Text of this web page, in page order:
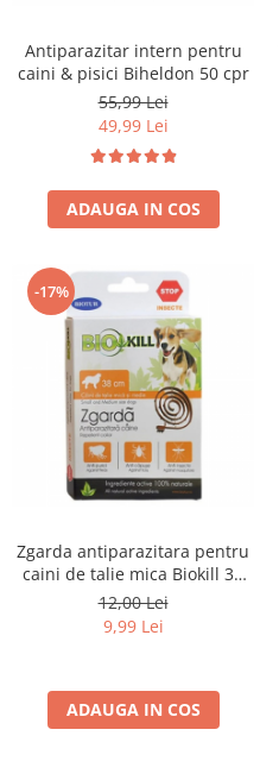
Antiparazitar intern pentru
caini & pisici Biheldon 50 cpr
55,99 Lei
49,99 Lei
ADAUGA IN COS
-17%
Zgarda antiparazitara pentru
caini de talie mica Biokill 38
cm
12,00 Lei
9,99 Lei
ADAUGA IN COS